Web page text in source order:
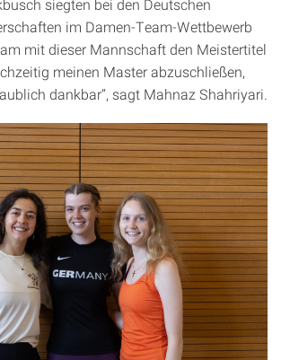
siegten bei den Deutschen
im Damen-Team-Wettbewerb
mit dieser Mannschaft den Meistertitel
meinen Master abzuschließen,
dankbar“, sagt Mahnaz Shahriyari.